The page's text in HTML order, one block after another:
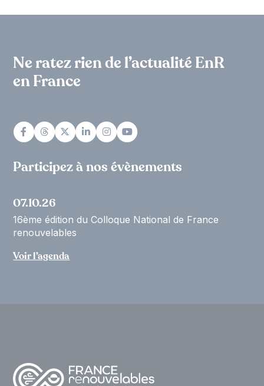
Ne ratez rien de l’actualité EnR
en France
Participez à nos évènements
07.10.26
16ème édition du Colloque National de France
renouvelables
Voir l’agenda